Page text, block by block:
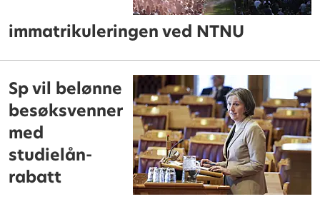
immatrikuleringen ved NTNU
Sp vil belønne
besøksvenner
med
studielån-
rabatt